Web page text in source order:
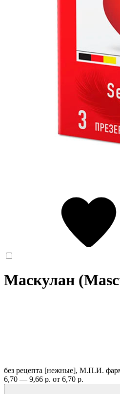
Маскулан
без рецепта [нежные], М.П.И.
6,70 — 9,66 р. от 6,70 р.